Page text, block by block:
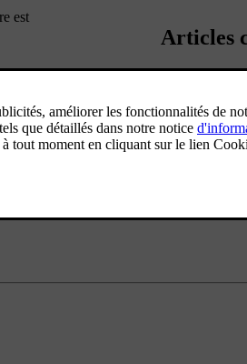
est
principal.
Articles
DAB (Digital
système de